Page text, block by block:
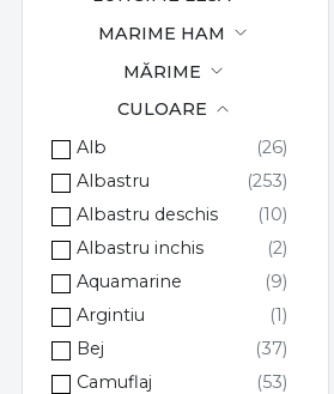
MARIME HAM
MĂRIME
CULOARE
Alb
Albastru
Albastru deschis
Albastru inchis
Aquamarine
Argintiu
Bej
Camuflaj